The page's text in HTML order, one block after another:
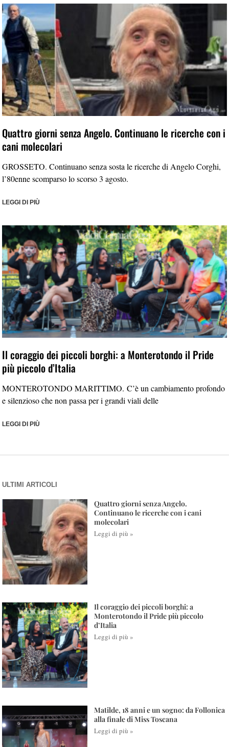
Quattro giorni senza Angelo. Continuano le ricerche con i
cani molecolari
GROSSETO. Continuano senza sosta le ricerche di Angelo Corghi,
l’80enne scomparso lo scorso 3 agosto.
LEGGI DI PIÙ
Il coraggio dei piccoli borghi: a Monterotondo il Pride
più piccolo d’Italia
MONTEROTONDO MARITTIMO. C’è un cambiamento profondo
e silenzioso che non passa per i grandi viali delle
LEGGI DI PIÙ
ULTIMI ARTICOLI
Quattro giorni senza Angelo.
Continuano le ricerche con i cani
molecolari
Leggi di più »
Il coraggio dei piccoli borghi: a
Monterotondo il Pride più piccolo
d’Italia
Leggi di più »
Matilde, 18 anni e un sogno: da Follonica
alla finale di Miss Toscana
Leggi di più »